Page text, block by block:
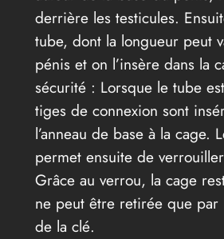
derrière les testicules.
tube, dont la longueur peut
pénis et on l’insère dans la
sécurité : Lorsque le tube
tiges de connexion sont
l’anneau de base à la cage.
permet ensuite de
Grâce au verrou, la cage
ne peut être retirée que par
de la clé.